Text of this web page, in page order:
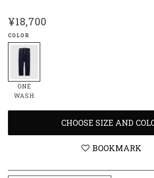
¥18,700
COLOR
ONE
WASH
CHOOSE SIZE AND
BOOKMARK